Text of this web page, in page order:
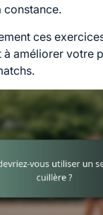
constance.
ces
à améliorer votre